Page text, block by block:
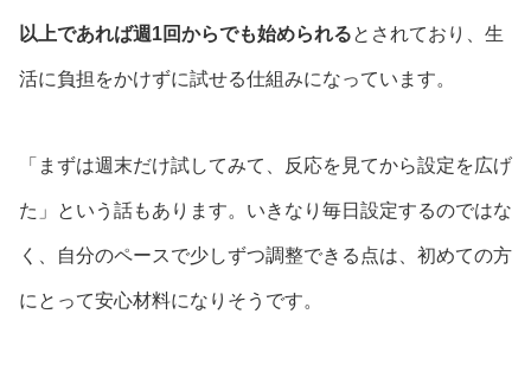
以上であれば週1回からでも始められるとされており、生
活に負担をかけずに試せる仕組みになっています。
「まずは週末だけ試してみて、反応を見てから設定を広げ
た」という話もあります。いきなり毎日設定するのではな
く、自分のペースで少しずつ調整できる点は、初めての方
にとって安心材料になりそうです。